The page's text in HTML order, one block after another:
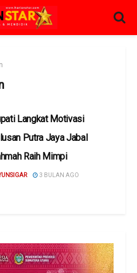
Langkat Motivasi
Putra Jaya Jabal
Raih Mimpi
3 BULAN AGO